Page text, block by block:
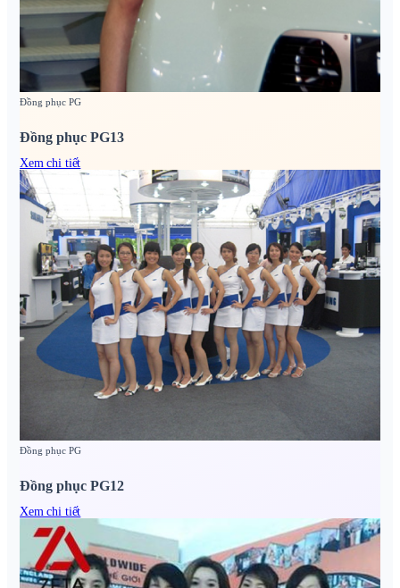
Đồng phục PG
Đồng phục PG13
Xem chi tiết
Đồng phục PG
Đồng phục PG12
Xem chi tiết